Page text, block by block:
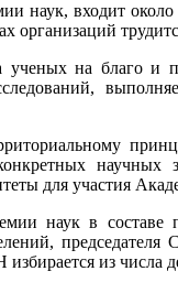
наук, входит
организаций
на благо
для участия
наук в составе
избирается из